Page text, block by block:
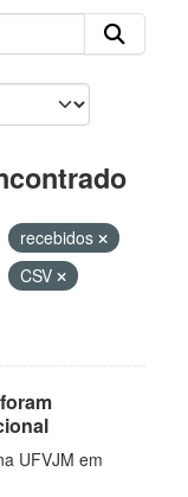
recebidos
CSV
UFVJM em